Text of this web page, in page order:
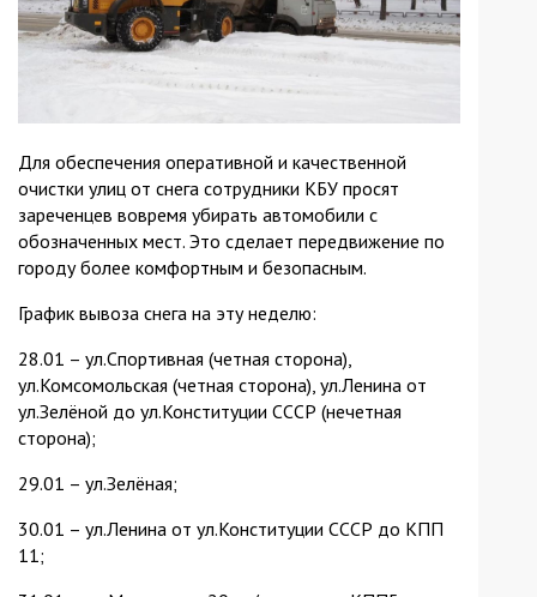
Для обеспечения оперативной и качественной
очистки улиц от снега сотрудники КБУ просят
зареченцев вовремя убирать автомобили с
обозначенных мест. Это сделает передвижение по
городу более комфортным и безопасным.
График вывоза снега на эту неделю:
28.01 – ул.Спортивная (четная сторона),
ул.Комсомольская (четная сторона), ул.Ленина от
ул.Зелёной до ул.Конституции СССР (нечетная
сторона);
29.01 – ул.Зелёная;
30.01 – ул.Ленина от ул.Конституции СССР до КПП
11;